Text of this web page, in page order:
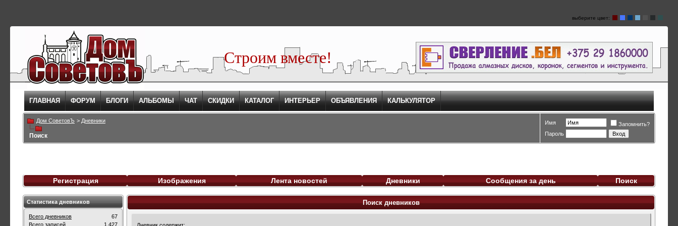
выберите цвет:
Строим вместе!
ГЛАВНАЯ ФОРУМ БЛОГИ АЛЬБОМЫ ЧАТ СКИДКИ КАТАЛОГ ИНТЕРЬЕР ОБЪЯВЛЕНИЯ КАЛЬКУЛЯТОР
Дом СоветовЪ > Дневники
Поиск
Имя
Запомнить?
Пароль
Регистрация Изображения Лента новостей Дневники Сообщения за день Поиск
Поиск дневников
Статистика дневников
Всего дневников
67
Всего записей
1,427